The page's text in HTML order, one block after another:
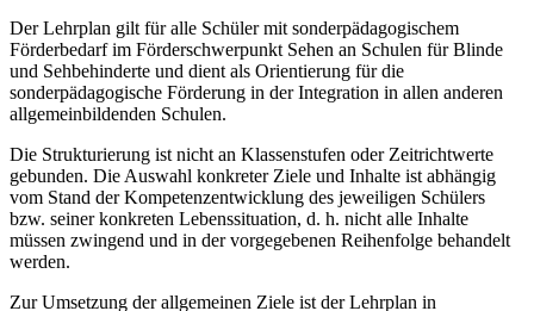
Der Lehrplan gilt für alle Schüler mit sonderpädagogischem
Förderbedarf im Förderschwerpunkt Sehen an Schulen für Blinde
und Sehbehinderte und dient als Orientierung für die
sonderpädagogische Förderung in der Integration in allen anderen
allgemeinbildenden Schulen.
Die Strukturierung ist nicht an Klassenstufen oder Zeitrichtwerte
gebunden. Die Auswahl konkreter Ziele und Inhalte ist abhängig
vom Stand der Kompetenzentwicklung des jeweiligen Schülers
bzw. seiner konkreten Lebenssituation, d. h. nicht alle Inhalte
müssen zwingend und in der vorgegebenen Reihenfolge behandelt
werden.
Zur Umsetzung der allgemeinen Ziele ist der Lehrplan in